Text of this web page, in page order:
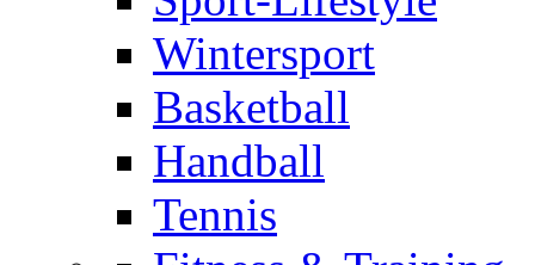
Wintersport
Basketball
Handball
Tennis